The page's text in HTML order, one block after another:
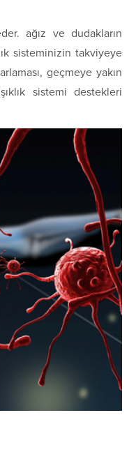
ağız ve dudakların
sisteminizin takviyeye
geçmeye yakın
sistemi destekleri